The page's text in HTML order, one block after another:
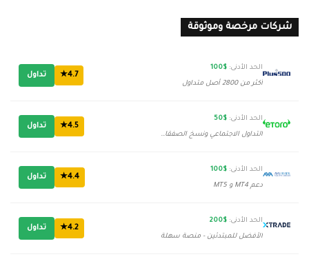
شركات مرخصة وموثوقة
الحد الأدنى: $100
أكثر من 2800 أصل متداول
4.7★ تداول
الحد الأدنى: $50
التداول الاجتماعي ونسخ الصفقات
4.5★ تداول
الحد الأدنى: $100
دعم MT4 و MT5
4.4★ تداول
الحد الأدنى: $200
الأفضل للمبتدئين - منصة سهلة
4.2★ تداول